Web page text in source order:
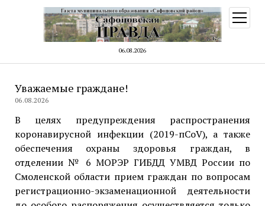
06.08.2026
меню
Уважаемые граждане!
06.08.2026
В целях предупреждения распространения
коронавирусной инфекции (2019-пCoV), а также
обеспечения охраны здоровья граждан, в
отделении № 6 МОРЭР ГИБДД УМВД России по
Смоленской области прием граждан по вопросам
регистрационно-экзаменационной деятельности